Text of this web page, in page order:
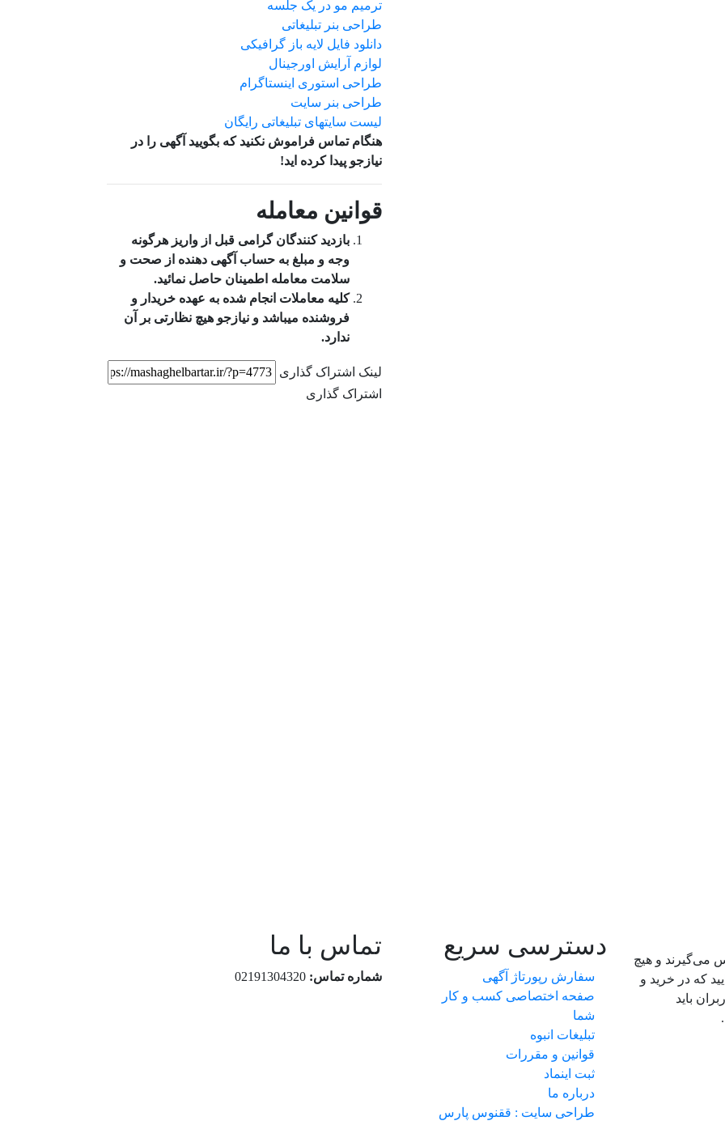
ترمیم مو در یک جلسه
طراحی بنر تبلیغاتی
دانلود فایل لایه باز گرافیکی
لوازم آرایش اورجینال
طراحی استوری اینستاگرام
طراحی بنر سایت
لیست سایتهای تبلیغاتی رایگان
هنگام تماس فراموش نکنید که بگویید آگهی را در
نیازجو پیدا کرده اید!
قوانین معامله
بازدید کنندگان گرامی قبل از واریز هرگونه
وجه و مبلغ به حساب آگهی دهنده از صحت و
سلامت معامله اطمینان حاصل نمائید.
کلیه معاملات انجام شده به عهده خریدار و
فروشنده میباشد و نیازجو هیچ نظارتی بر آن
ندارد.
لینک اشتراک گذاری
اشتراک گذاری
می‌گیرند و هیچ
که در خرید و
باید
دسترسی سریع
سفارش رپورتاژ آگهی
صفحه اختصاصی کسب و کار
شما
تبلیغات انبوه
قوانین و مقررات
ثبت اینماد
درباره ما
طراحی سایت : ققنوس پارس
تماس با ما
شماره تماس: 02191304320